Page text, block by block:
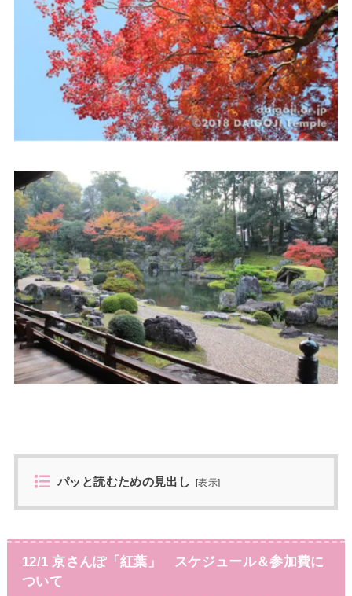
パッと読むための見出し [表示]
12/1 京さんぽ「紅葉」 スケジュール＆参加費に
ついて